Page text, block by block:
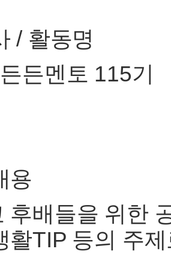
/ 활동명
든멘토 115기
용
후배들을 위한
활TIP 등의 주